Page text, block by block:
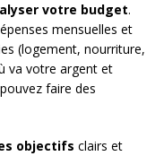
votre budget.
mensuelles et
(logement, nourriture,
va votre argent et
faire des
objectifs clairs et